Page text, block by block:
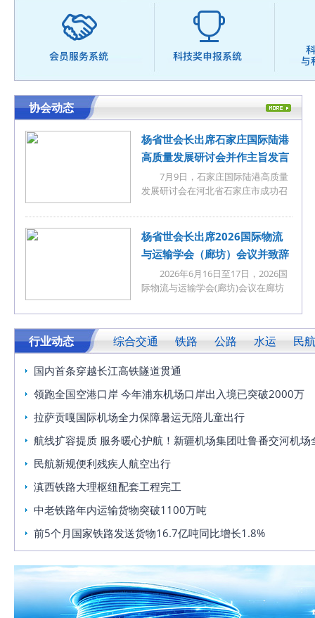
协会动态
杨省世会长出席石家庄国际陆港
高质量发展研讨会并作主旨发言
7月9日，石家庄国际陆港高质量
发展研讨会在河北省石家庄市成功召
邀出席会议并作
杨省世会长出席2026国际物流
与运输学会（廊坊）会议并致辞
2026年6月16日至17日，2026国
际物流与运输学会(廊坊)会议在廊坊
省世出席会议并致
行业动态 综合交通 铁路 公路 水运 民航
国内首条穿越长江高铁隧道贯通
领跑全国空港口岸 今年浦东机场口岸出入境已突破2000万
拉萨贡嘎国际机场全力保障暑运无陪儿童出行
航线扩容提质 服务暖心护航！新疆机场集团吐鲁番交河机
民航新规便利残疾人航空出行
滇西铁路大理枢纽配套工程完工
中老铁路年内运输货物突破1100万吨
前5个月国家铁路发送货物16.7亿吨同比增长1.8%